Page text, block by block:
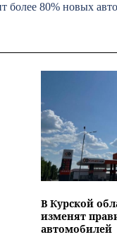
более 80% новых
В Курской
изменят
автомобилей